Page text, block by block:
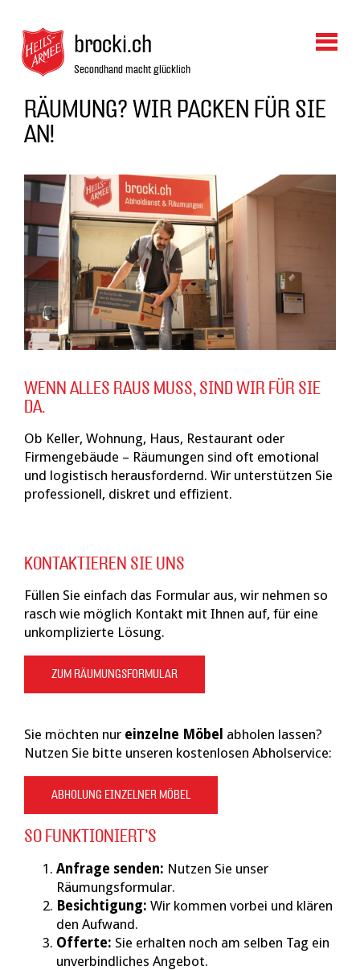
brocki.ch
Secondhand macht glücklich
RÄUMUNG? WIR PACKEN FÜR SIE
AN!
WENN ALLES RAUS MUSS, SIND WIR FÜR SIE
DA.
Ob Keller, Wohnung, Haus, Restaurant oder
Firmengebäude – Räumungen sind oft emotional
und logistisch herausfordernd. Wir unterstützen Sie
professionell, diskret und effizient.
KONTAKTIEREN SIE UNS
Füllen Sie einfach das Formular aus, wir nehmen so
rasch wie möglich Kontakt mit Ihnen auf, für eine
unkomplizierte Lösung.
ZUM RÄUMUNGSFORMULAR
Sie möchten nur einzelne Möbel abholen lassen?
Nutzen Sie bitte unseren kostenlosen Abholservice:
ABHOLUNG EINZELNER MÖBEL
SO FUNKTIONIERT’S
Anfrage senden: Nutzen Sie unser
Räumungsformular.
Besichtigung: Wir kommen vorbei und klären
den Aufwand.
Offerte: Sie erhalten noch am selben Tag ein
unverbindliches Angebot.